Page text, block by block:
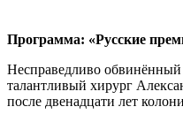
Программа: «Русские
Несправедливо
талантливый хирург
после двенадцати лет